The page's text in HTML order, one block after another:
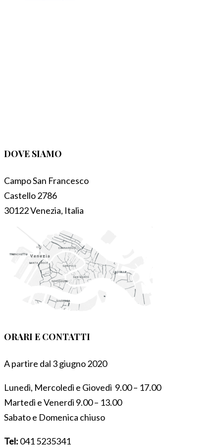
DOVE SIAMO
Campo San Francesco
Castello 2786
30122 Venezia, Italia
ORARI E CONTATTI
A partire dal 3 giugno 2020
Lunedì, Mercoledì e Giovedì 9.00 – 17.00
Martedì e Venerdì 9.00 – 13.00
Sabato e Domenica chiuso
Tel: 041 5235341